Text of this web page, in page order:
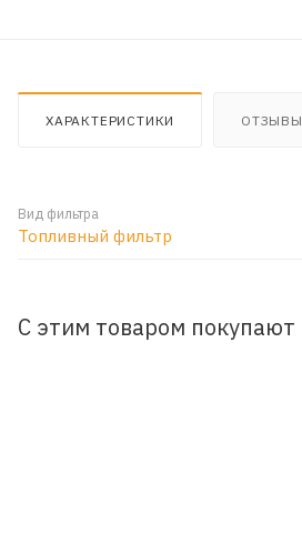
ХАРАКТЕРИСТИКИ ОТЗЫВЫ
Вид фильтра
Топливный фильтр
С этим товаром покупают